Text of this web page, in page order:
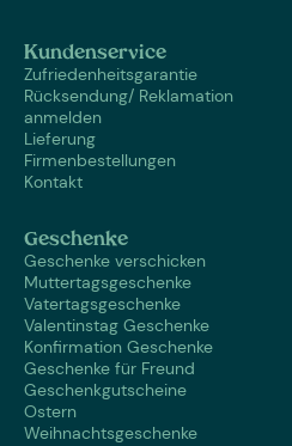
Kundenservice
Zufriedenheitsgarantie
Rücksendung/ Reklamation
anmelden
Lieferung
Firmenbestellungen
Kontakt
Geschenke
Geschenke verschicken
Muttertagsgeschenke
Vatertagsgeschenke
Valentinstag Geschenke
Konfirmation Geschenke
Geschenke für Freund
Geschenkgutscheine
Ostern
Weihnachtsgeschenke